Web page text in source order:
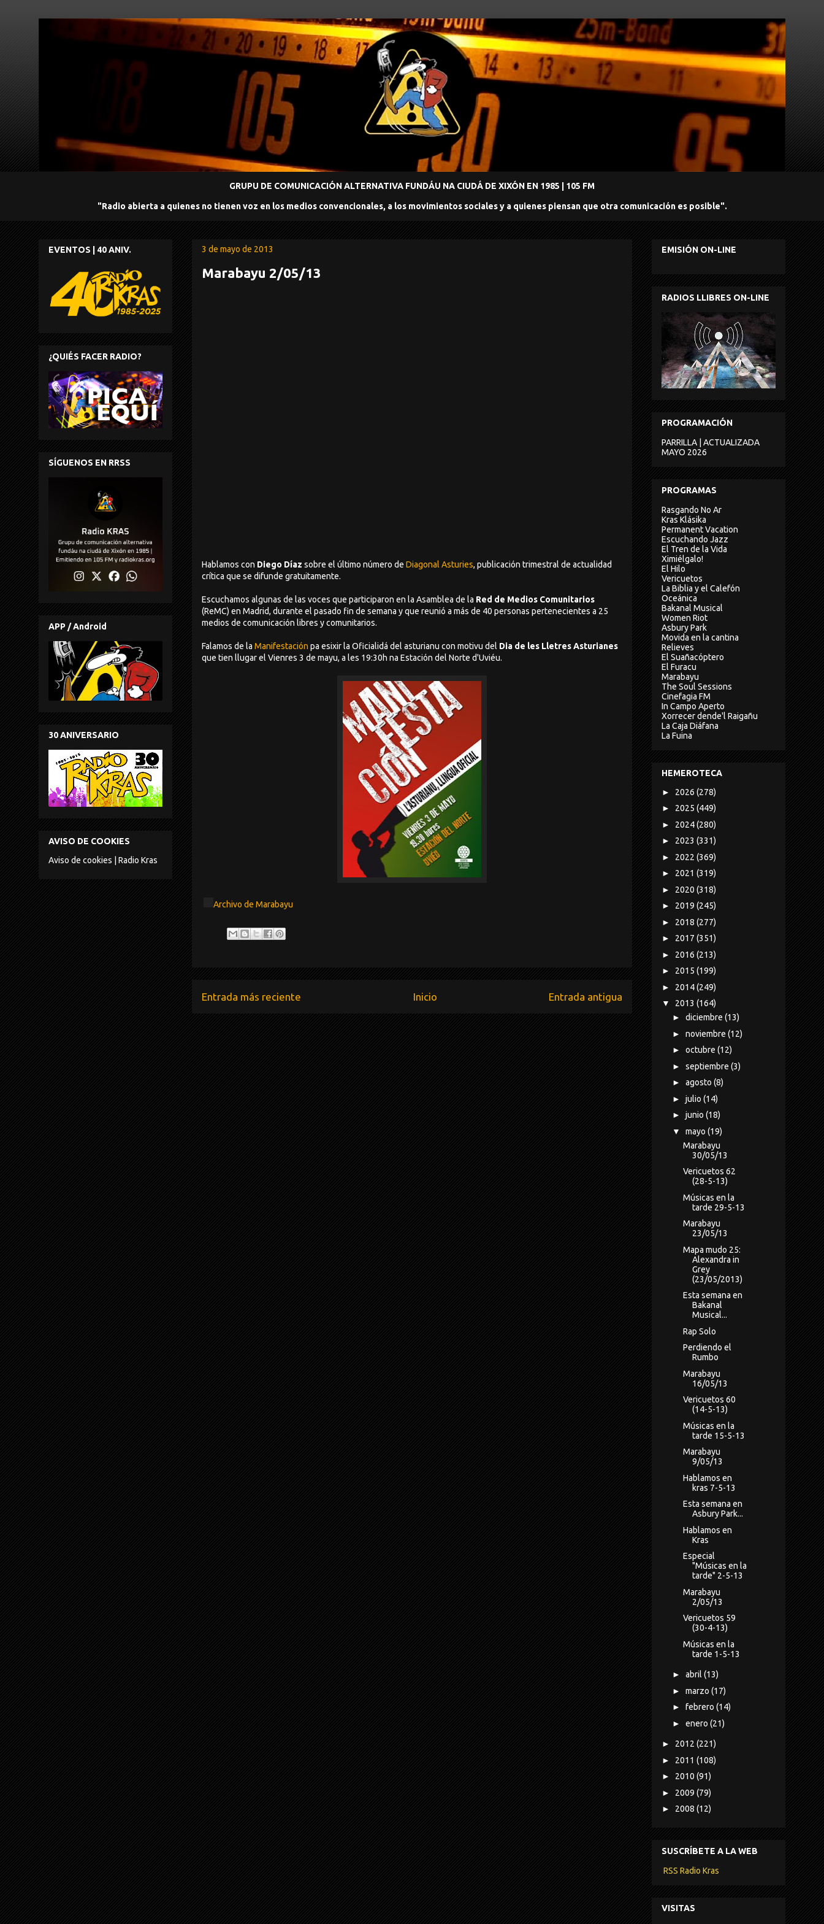
GRUPU DE COMUNICACIÓN ALTERNATIVA FUNDÁU NA CIUDÁ DE XIXÓN EN 1985 | 105 FM
"Radio abierta a quienes no tienen voz en los medios convencionales, a los movimientos sociales y a quienes piensan que otra comunicación es posible".
3 de mayo de 2013
Marabayu 2/05/13
Hablamos con Diego Díaz sobre el último número de Diagonal Asturies, publicación trimestral de actualidad
crítica que se difunde gratuitamente.
Escuchamos algunas de las voces que participaron en la Asamblea de la Red de Medios Comunitarios
(ReMC) en Madrid, durante el pasado fin de semana y que reunió a más de 40 personas pertenecientes a 25
medios de comunicación libres y comunitarios.
Falamos de la Manifestación pa esixir la Oficialidá del asturianu con motivu del Dia de les Lletres Asturianes
que tien llugar el Vienres 3 de mayu, a les 19:30h na Estación del Norte d'Uviéu.
Archivo de Marabayu
Entrada más reciente Entrada antigua
Inicio
EVENTOS | 40 ANIV.
¿QUIÉS FACER RADIO?
SÍGUENOS EN RRSS
APP / Android
30 ANIVERSARIO
AVISO DE COOKIES
Aviso de cookies | Radio Kras
EMISIÓN ON-LINE
RADIOS LLIBRES ON-LINE
PROGRAMACIÓN
PARRILLA | ACTUALIZADA
MAYO 2026
PROGRAMAS
Rasgando No Ar
Kras Klásika
Permanent Vacation
Escuchando Jazz
El Tren de la Vida
Ximiélgalo!
El Hilo
Vericuetos
La Biblia y el Calefón
Oceánica
Bakanal Musical
Women Riot
Asbury Park
Movida en la cantina
Relieves
El Suañacóptero
El Furacu
Marabayu
The Soul Sessions
Cinefagia FM
In Campo Aperto
Xorrecer dende'l Raigañu
La Caja Diáfana
La Fuina
HEMEROTECA
► 2026 (278)
► 2025 (449)
► 2024(280)
► 2023 (331)
► 2022 (369)
► 2021 (319)
► 2020 (318)
► 2019 (245)
► 2018 (277)
► 2017 (351)
► 2016 (213)
► 2015 (199)
► 2014(249)
▼ 2013 (164)
► diciembre (13)
► noviembre (12)
► octubre (12)
► septiembre (3)
► agosto (8)
► julio (14)
► junio (18)
▼ mayo (19)
Marabayu
30/05/13
Vericuetos 62
(28-5-13)
Músicas en la
tarde 29-5-13
Marabayu
23/05/13
Mapa mudo 25:
Alexandra in
Grey
(23/05/2013)
Esta semana en
Bakanal
Musical...
Rap Solo
Perdiendo el
Rumbo
Marabayu
16/05/13
Vericuetos 60
(14-5-13)
Músicas en la
tarde 15-5-13
Marabayu
9/05/13
Hablamos en
kras 7-5-13
Esta semana en
Asbury Park...
Hablamos en
Kras
Especial
"Músicas en la
tarde" 2-5-13
Marabayu
2/05/13
Vericuetos 59
(30-4-13)
Músicas en la
tarde 1-5-13
► abril (13)
► marzo (17)
► febrero (14)
► enero (21)
► 2012 (221)
► 2011 (108)
► 2010 (91)
► 2009 (79)
► 2008 (12)
SUSCRÍBETE A LA WEB
RSS Radio Kras
VISITAS